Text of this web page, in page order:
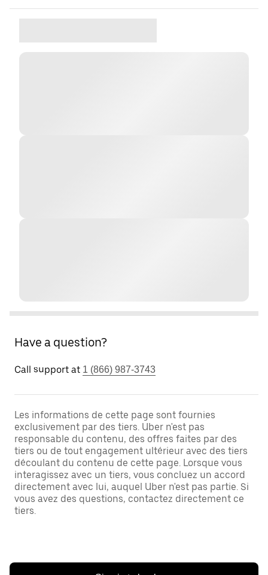
Have a question?
Call support at 1 (866) 987-3743
Les informations de cette page sont fournies
exclusivement par des tiers. Uber n'est pas
responsable du contenu, des offres faites par des
tiers ou de tout engagement ultérieur avec des tiers
découlant du contenu de cette page. Lorsque vous
interagissez avec un tiers, vous concluez un accord
directement avec lui, auquel Uber n'est pas partie. Si
vous avez des questions, contactez directement ce
tiers.